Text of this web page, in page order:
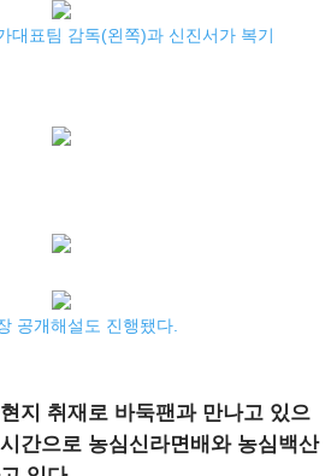
대표팀 감독(왼쪽)과 신진서가 복기
공개해설도 진행됐다.
지 취재로 바둑팬과 만나고 있으
간으로 농심신라면배와 농심백산